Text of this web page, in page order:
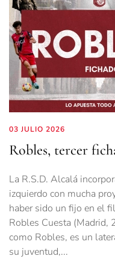
03 JULIO 2026
Robles, tercer
La R.S.D. Alcalá
izquierdo con mucha
haber sido un fijo en el
Robles Cuesta (Madrid,
como Robles, es un
su juventud,...